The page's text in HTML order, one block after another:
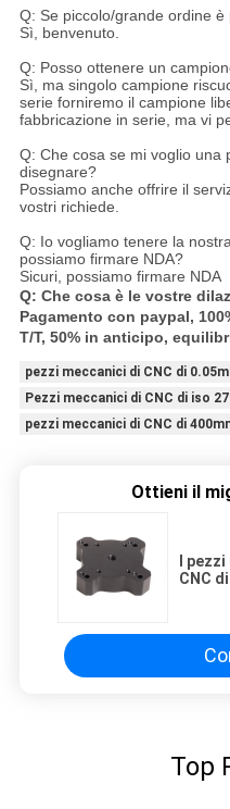
Q: Se piccolo/grande ordine
Sì, benvenuto.
Q: Posso ottenere un
Sì, ma singolo campione
serie forniremo il campione
fabbricazione in serie, ma vi
Q: Che cosa se mi voglio una
disegnare?
Possiamo anche offrire il
vostri richiede.
Q: Io vogliamo tenere la
possiamo firmare NDA?
Sicuri, possiamo firmare NDA
Q: Che cosa è le vostre
Pagamento con paypal,
T/T, 50% in anticipo,
pezzi meccanici di CNC di
Pezzi meccanici di CNC di iso
pezzi meccanici di CNC di
Ottieni il
I
CNC
Top